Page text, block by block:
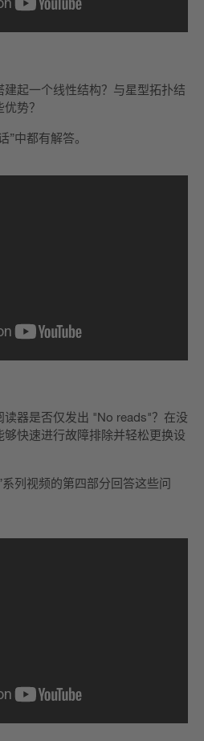
起一个线性结构？与星型拓扑结
势？
”中都有解答。
器是否仅发出 "No reads"？ 在没
快速进行故障排除并轻松更换设
列视频的第四部分回答这些问